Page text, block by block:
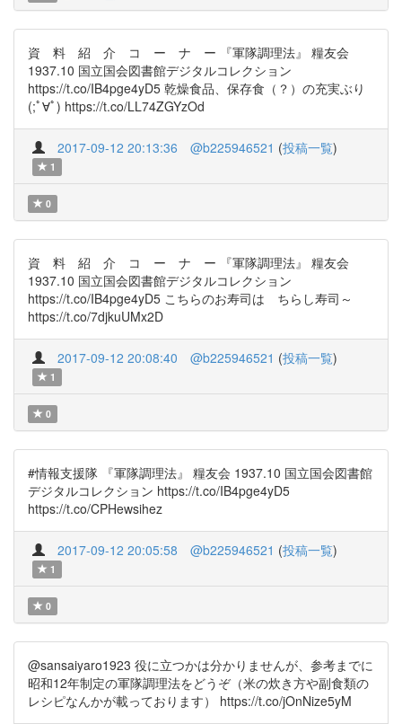
資 料 紹 介 コ ー ナ ー 『軍隊調理法』 糧友会
1937.10 国立国会図書館デジタルコレクション
https://t.co/IB4pge4yD5 乾燥食品、保存食（？）の充実ぶり
(;ﾟ∀ﾟ) https://t.co/LL74ZGYzOd
2017-09-12 20:13:36 @b225946521 (投稿一覧)
1
0
資 料 紹 介 コ ー ナ ー 『軍隊調理法』 糧友会
1937.10 国立国会図書館デジタルコレクション
https://t.co/IB4pge4yD5 こちらのお寿司は ちらし寿司～
https://t.co/7djkuUMx2D
2017-09-12 20:08:40 @b225946521 (投稿一覧)
1
0
#情報支援隊 『軍隊調理法』 糧友会 1937.10 国立国会図書館
デジタルコレクション https://t.co/IB4pge4yD5
https://t.co/CPHewsihez
2017-09-12 20:05:58 @b225946521 (投稿一覧)
1
0
@sansaiyaro1923 役に立つかは分かりませんが、参考までに
昭和12年制定の軍隊調理法をどうぞ（米の炊き方や副食類の
レシピなんかが載っております） https://t.co/jOnNize5yM